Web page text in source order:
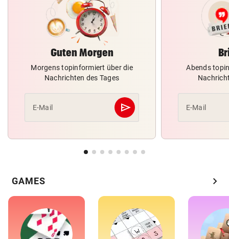
Guten Morgen
Morgens topinformiert über die
Nachrichten des Tages
E-Mail send
Abschicken
Abends
E-Mail
GAMES chevron_right